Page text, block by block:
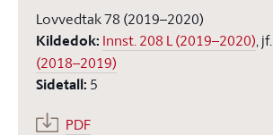
Lovvedtak 78 (2019–2020)
Kildedok: Innst. 208 L (2019–2020), jf.
(2018–2019)
Sidetall: 5
PDF